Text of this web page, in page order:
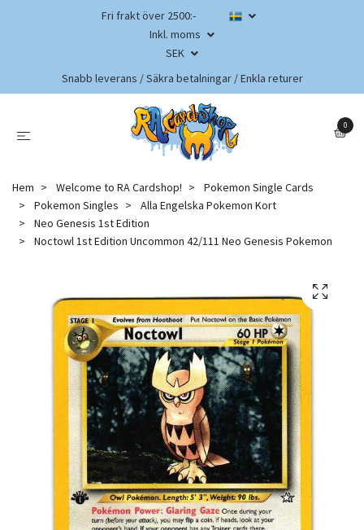
Fri frakt över 2500:-
Inkl. moms
SEK
Snabb leverans / Säkra betalningar / Enkla returer
0
Hem Welcome to RA Cardshop!
Pokemon Single Cards
Pokemon Singles
Alla Engelska Pokemon Kort
Neo Genesis 1st Edition
Noctowl 1st Edition Uncommon 42/111 Neo Genesis Pokemon